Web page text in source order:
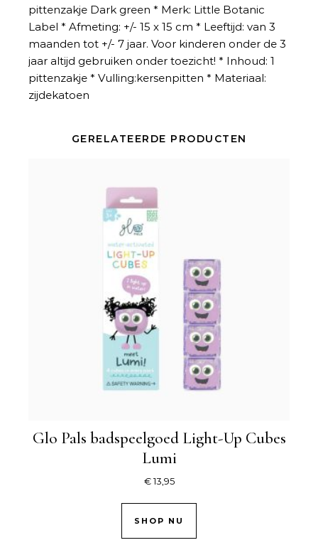
pittenzakje Dark green * Merk: Little Botanic
Label * Afmeting: +/- 15 x 15 cm * Leeftijd: van 3
maanden tot +/- 7 jaar. Voor kinderen onder de 3
jaar altijd gebruiken onder toezicht! * Inhoud: 1
pittenzakje * Vulling:kersenpitten * Materiaal:
zijdekatoen
GERELATEERDE PRODUCTEN
Glo Pals badspeelgoed Light-Up Cubes
Lumi
€13,95
SHOP NU